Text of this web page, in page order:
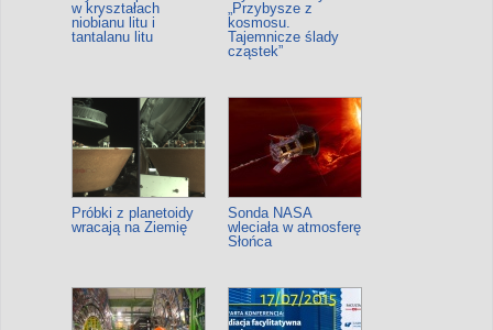
w kryształach
niobianu litu i
tantalanu litu
„Przybysze z
kosmosu.
Tajemnicze ślady
cząstek”
Próbki z planetoidy
wracają na Ziemię
Sonda NASA
wleciała w atmosferę
Słońca